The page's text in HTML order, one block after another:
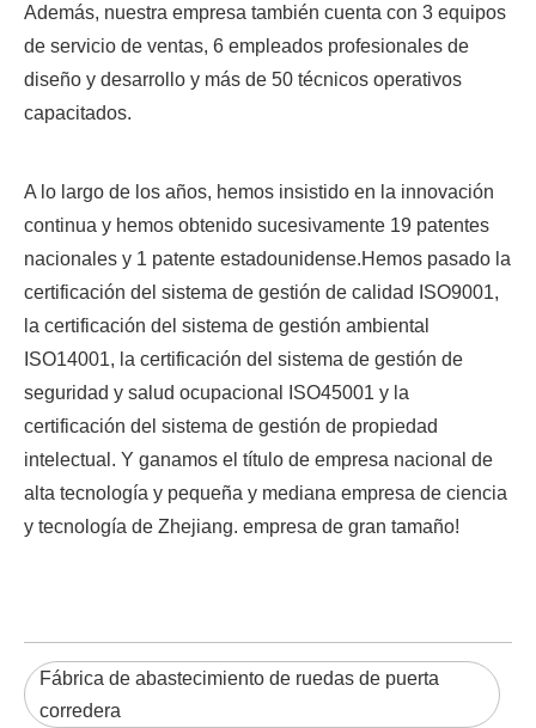
Además, nuestra empresa también cuenta con 3 equipos
de servicio de ventas, 6 empleados profesionales de
diseño y desarrollo y más de 50 técnicos operativos
capacitados.
A lo largo de los años, hemos insistido en la innovación
continua y hemos obtenido sucesivamente 19 patentes
nacionales y 1 patente estadounidense.Hemos pasado la
certificación del sistema de gestión de calidad ISO9001,
la certificación del sistema de gestión ambiental
ISO14001, la certificación del sistema de gestión de
seguridad y salud ocupacional ISO45001 y la
certificación del sistema de gestión de propiedad
intelectual. Y ganamos el título de empresa nacional de
alta tecnología y pequeña y mediana empresa de ciencia
y tecnología de Zhejiang. empresa de gran tamaño!
Fábrica de abastecimiento de ruedas de puerta
corredera